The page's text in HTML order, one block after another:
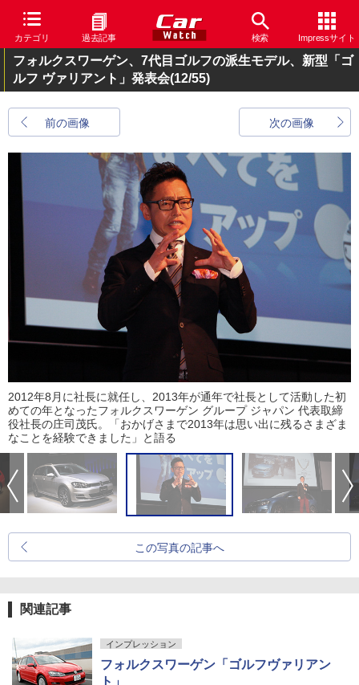
カテゴリ 過去記事 検索 Impressサイト
フォルクスワーゲン、7代目ゴルフの派生モデル、新型「ゴ
ルフ ヴァリアント」発表会(12/55)
前の画像 次の画像
2012年8月に社長に就任し、2013年が通年で社長として活動した初
めての年となったフォルクスワーゲン グループ ジャパン 代表取締
役社長の庄司茂氏。「おかげさまで2013年は思い出に残るさまざま
なことを経験できました」と語る
この写真の記事へ
関連記事
インプレッション
フォルクスワーゲン「ゴルフヴァリアン
ト」